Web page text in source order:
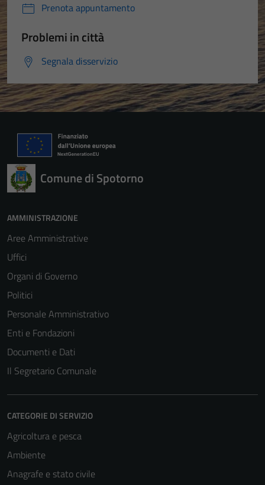
Prenota appuntamento
Problemi in città
Segnala disservizio
Comune di Spotorno
AMMINISTRAZIONE
Aree Amministrative
Uffici
Organi di Governo
Politici
Personale Amministrativo
Enti e Fondazioni
Documenti e Dati
Il Segretario Comunale
CATEGORIE DI SERVIZIO
Agricoltura e pesca
Ambiente
Anagrafe e stato civile